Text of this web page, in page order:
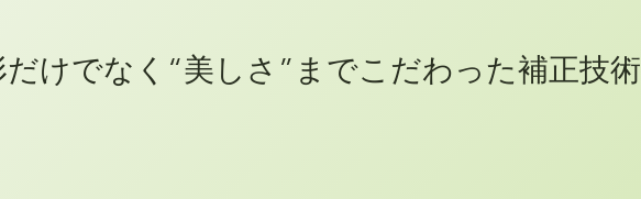
けでなく“美しさ”までこだわった補正技術